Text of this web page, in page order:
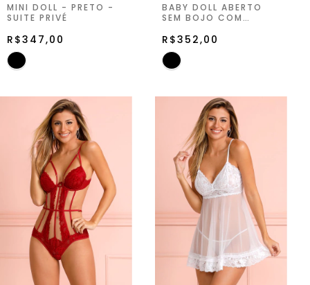
MINI DOLL - PRETO -
SUITE PRIVÉ
R$347,00
BABY DOLL ABERTO
SEM BOJO COM
SUITE PRIVÉ
R$352,00